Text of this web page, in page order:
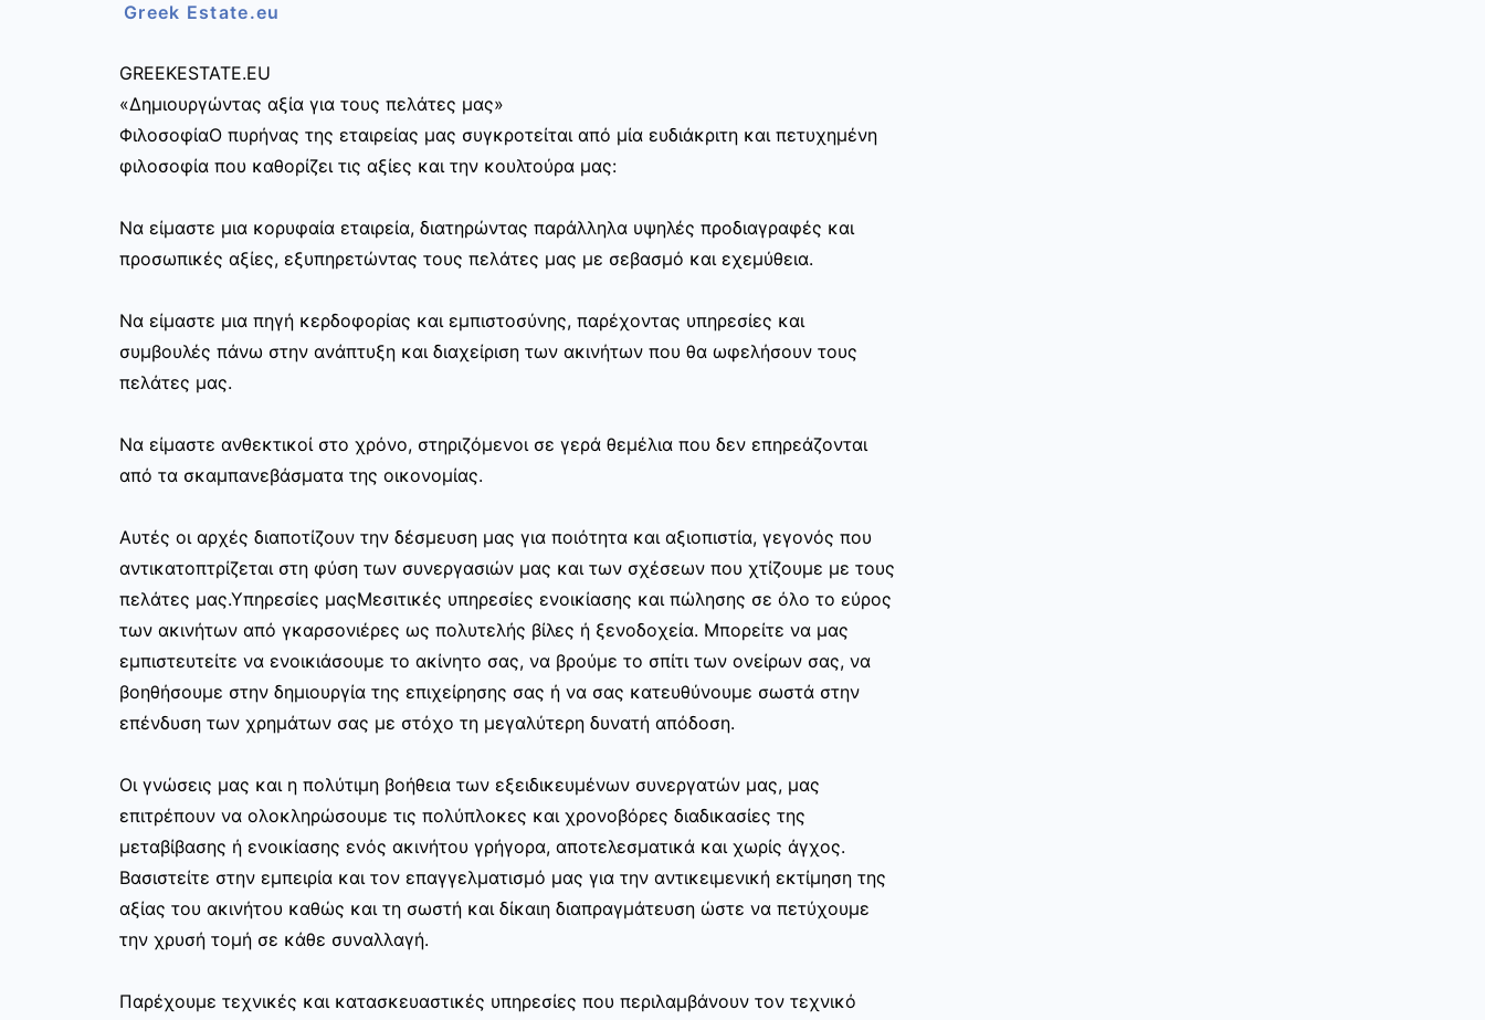
Greek Estate.eu
GREEKESTATE.EU
«Δημιουργώντας αξία για τους πελάτες μας»
ΦιλοσοφίαΟ πυρήνας της εταιρείας μας συγκροτείται από μία ευδιάκριτη και πετυχημένη
φιλοσοφία που καθορίζει τις αξίες και την κουλτούρα μας:
Να είμαστε μια κορυφαία εταιρεία, διατηρώντας παράλληλα υψηλές προδιαγραφές και
προσωπικές αξίες, εξυπηρετώντας τους πελάτες μας με σεβασμό και εχεμύθεια.
Να είμαστε μια πηγή κερδοφορίας και εμπιστοσύνης, παρέχοντας υπηρεσίες και
συμβουλές πάνω στην ανάπτυξη και διαχείριση των ακινήτων που θα ωφελήσουν τους
πελάτες μας.
Να είμαστε ανθεκτικοί στο χρόνο, στηριζόμενοι σε γερά θεμέλια που δεν επηρεάζονται
από τα σκαμπανεβάσματα της οικονομίας.
Αυτές οι αρχές διαποτίζουν την δέσμευση μας για ποιότητα και αξιοπιστία, γεγονός που
αντικατοπτρίζεται στη φύση των συνεργασιών μας και των σχέσεων που χτίζουμε με τους
πελάτες μας.Υπηρεσίες μαςΜεσιτικές υπηρεσίες ενοικίασης και πώλησης σε όλο το εύρος
των ακινήτων από γκαρσονιέρες ως πολυτελής βίλες ή ξενοδοχεία. Μπορείτε να μας
εμπιστευτείτε να ενοικιάσουμε το ακίνητο σας, να βρούμε το σπίτι των ονείρων σας, να
βοηθήσουμε στην δημιουργία της επιχείρησης σας ή να σας κατευθύνουμε σωστά στην
επένδυση των χρημάτων σας με στόχο τη μεγαλύτερη δυνατή απόδοση.
Οι γνώσεις μας και η πολύτιμη βοήθεια των εξειδικευμένων συνεργατών μας, μας
επιτρέπουν να ολοκληρώσουμε τις πολύπλοκες και χρονοβόρες διαδικασίες της
μεταβίβασης ή ενοικίασης ενός ακινήτου γρήγορα, αποτελεσματικά και χωρίς άγχος.
Βασιστείτε στην εμπειρία και τον επαγγελματισμό μας για την αντικειμενική εκτίμηση της
αξίας του ακινήτου καθώς και τη σωστή και δίκαιη διαπραγμάτευση ώστε να πετύχουμε
την χρυσή τομή σε κάθε συναλλαγή.
Παρέχουμε τεχνικές και κατασκευαστικές υπηρεσίες που περιλαμβάνουν τον τεχνικό